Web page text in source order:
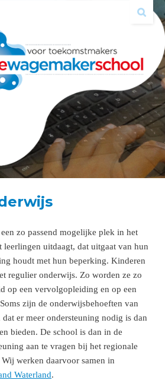
zo passend mogelijke plek in het
uitdaagt, dat uitgaat van hun
houdt met hun beperking. Kinderen
regulier onderwijs. Zo worden ze zo
op een vervolgopleiding en op een
zijn de onderwijsbehoeften van
er meer ondersteuning nodig is dan
bieden. De school is dan in de
aan te vragen bij het regionale
werken daarvoor samen in
Waterland.